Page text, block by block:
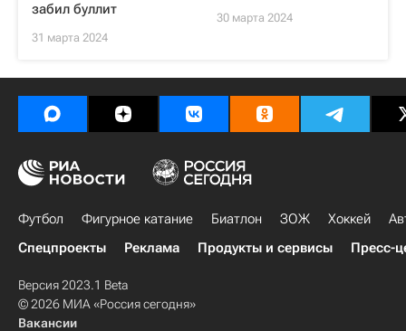
забил буллит
31 марта 2024
30 марта 2024
Футбол Фигурное катание Биатлон ЗОЖ Хоккей
Спецпроекты
Реклама Продукты и сервисы Пресс-
Версия 2023.1 Beta
© 2026 МИА «Россия сегодня»
Вакансии